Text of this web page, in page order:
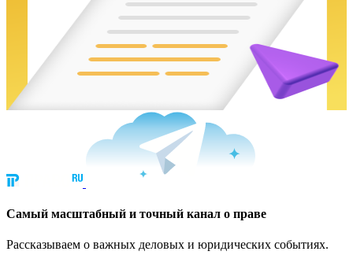
Cамый масштабный и точный канал о праве
Рассказываем о важных деловых и юридических событиях.